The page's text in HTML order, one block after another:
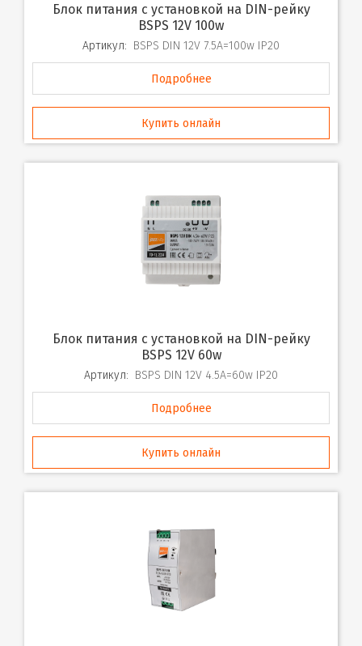
Блок питания с установкой на DIN-рейку
BSPS 12V 100w
Артикул: BSPS DIN 12V 7.5A=100w IP20
Подробнее
Купить онлайн
Блок питания с установкой на DIN-рейку
BSPS 12V 60w
Артикул: BSPS DIN 12V 4.5A=60w IP20
Подробнее
Купить онлайн